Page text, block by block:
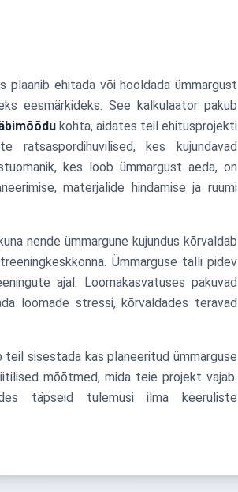
plaanib ehitada või hooldada ümmargust
eesmärkideks. See kalkulaator pakub
kohta, aidates teil ehitusprojekti
kes kujundavad
kes loob ümmargust aeda, on
materjalide hindamise ja ruumi
nende ümmargune kujundus kõrvaldab
Ümmarguse talli pidev
ajal. Loomakasvatuses pakuvad
loomade stressi, kõrvaldades teravad
teil sisestada kas planeeritud ümmarguse
mõõtmed, mida teie projekt vajab.
täpseid tulemusi ilma keeruliste